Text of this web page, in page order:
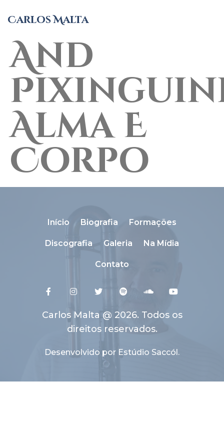
Carlos Malta
Pimenta
And
Alma E
Corpo
Início Biografia Formações
Discografia Galeria Na Mídia
Contato
Carlos Malta @ 2026. Todos os
direitos reservados.
Desenvolvido por Estúdio Saccól.